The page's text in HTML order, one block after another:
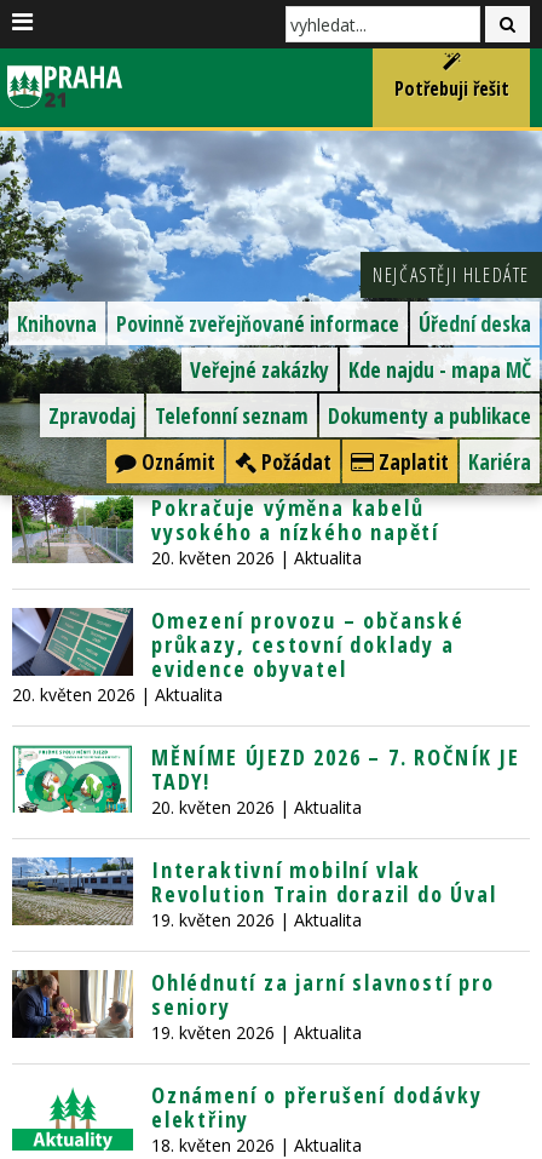
Potřebuji řešit
NEJČASTĚJI HLEDÁTE
Úřední deska
Povinně zveřejňované informace
Knihovna
Kde najdu - mapa MČ
Veřejné zakázky
Dokumenty a publikace
Telefonní seznam
Zpravodaj
Kariéra
Zaplatit
Požádat
Oznámit
Pokračuje výměna kabelů
vysokého a nízkého napětí
20. květen 2026 | Aktualita
Omezení provozu – občanské
průkazy, cestovní doklady a
evidence obyvatel
20. květen 2026 | Aktualita
MĚNÍME ÚJEZD 2026 – 7. ROČNÍK JE
TADY!
20. květen 2026 | Aktualita
Interaktivní mobilní vlak
Revolution Train dorazil do Úval
19. květen 2026 | Aktualita
Ohlédnutí za jarní slavností pro
seniory
19. květen 2026 | Aktualita
Oznámení o přerušení dodávky
elektřiny
18. květen 2026 | Aktualita